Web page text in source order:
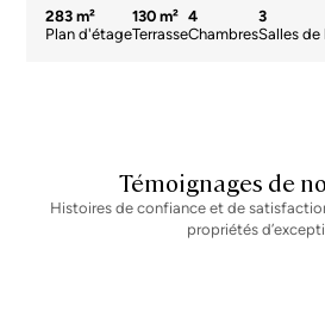
283 m²
Plan d'étage
130 m²
Terrasse
4
Chambres
3
Salles de
Témoignages de
Histoires de confiance et de
propriétés